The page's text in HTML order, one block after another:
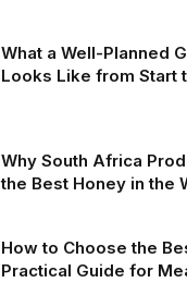
What a Well-Planned
Looks Like from Start
Why South Africa
the Best Honey in the
How to Choose the
Practical Guide for